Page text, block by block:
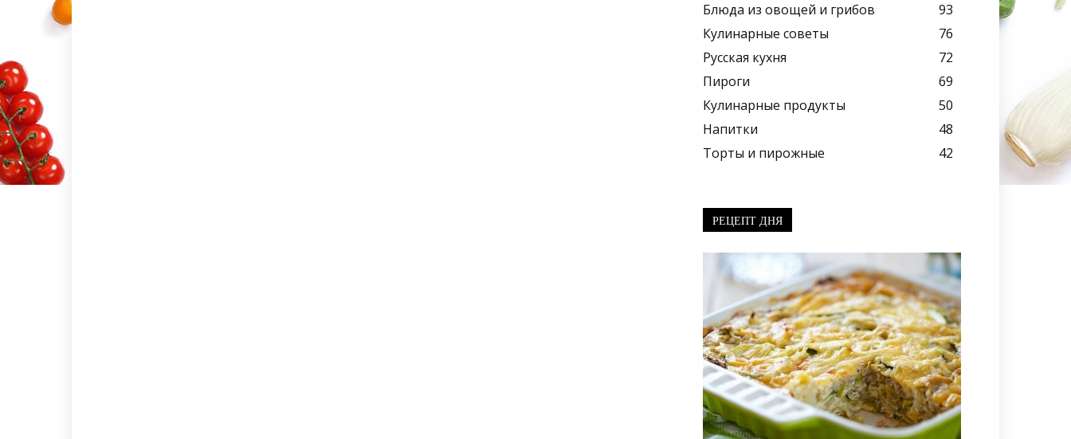
Блюда из овощей и грибов
93
Кулинарные советы
76
Русская кухня
72
Пироги
69
Кулинарные продукты
50
Напитки
48
Торты и пирожные
42
РЕЦЕПТ ДНЯ